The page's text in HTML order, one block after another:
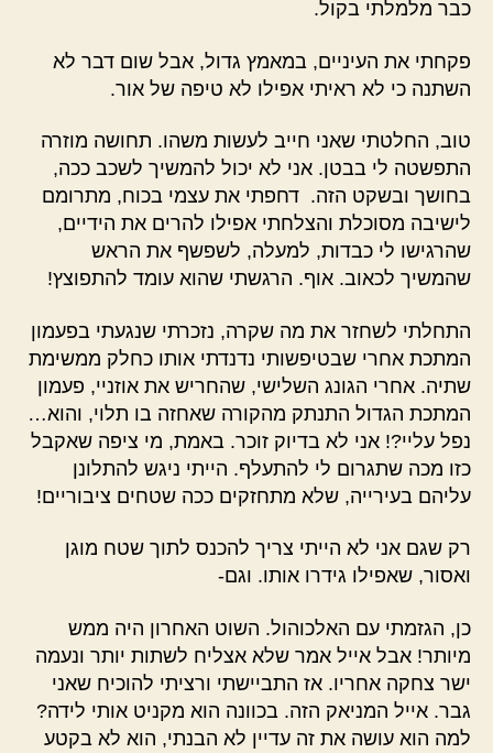
כבר מלמלתי בקול.
פקחתי את העיניים, במאמץ גדול, אבל שום דבר לא
השתנה כי לא ראיתי אפילו לא טיפה של אור.
טוב, החלטתי שאני חייב לעשות משהו. תחושה מוזרה
התפשטה לי בבטן. אני לא יכול להמשיך לשכב ככה,
בחושך ובשקט הזה. דחפתי את עצמי בכוח, מתרומם
לישיבה מסוכלת והצלחתי אפילו להרים את הידיים,
שהרגישו לי כבדות, למעלה, לשפשף את הראש
שהמשיך לכאוב. אוף. הרגשתי שהוא עומד להתפוצץ!
התחלתי לשחזר את מה שקרה, נזכרתי שנגעתי בפעמון
המתכת אחרי שבטיפשותי נדנדתי אותו כחלק ממשימת
שתיה. אחרי הגונג השלישי, שהחריש את אוזניי, פעמון
המתכת הגדול התנתק מהקורה שאחזה בו תלוי, והוא…
נפל עליי?! אני לא בדיוק זוכר. באמת, מי ציפה שאקבל
כזו מכה שתגרום לי להתעלף. הייתי ניגש להתלונן
עליהם בעירייה, שלא מתחזקים ככה שטחים ציבוריים!
רק שגם אני לא הייתי צריך להכנס לתוך שטח מוגן
ואסור, שאפילו גידרו אותו. וגם-
כן, הגזמתי עם האלכוהול. השוט האחרון היה ממש
מיותר! אבל אייל אמר שלא אצליח לשתות יותר ונעמה
ישר צחקה אחריו. אז התביישתי ורציתי להוכיח שאני
גבר. אייל המניאק הזה. בכוונה הוא מקניט אותי לידה?
למה הוא עושה את זה עדיין לא הבנתי, הוא לא בקטע